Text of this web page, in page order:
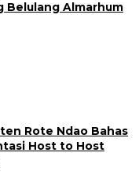
Belulang Almarhum
Rote Ndao Bahas
Host to Host